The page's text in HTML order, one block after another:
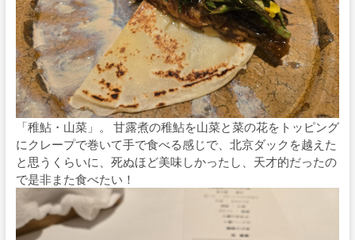
「稚鮎・山菜」。 甘露煮の稚鮎を山菜と菜の花をトッピング
にクレープで巻いて手で食べる感じで、北京ダックを越えた
と思うくらいに、死ぬほど美味しかったし、天才的だったの
で是非また食べたい！